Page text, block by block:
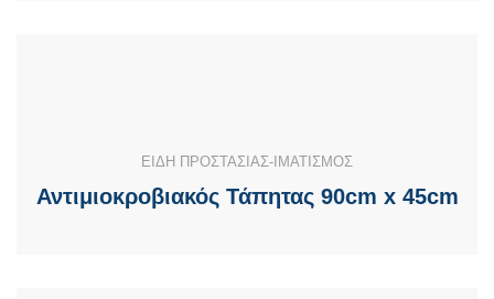
ΕΙΔΗ ΠΡΟΣΤΑΣΙΑΣ-ΙΜΑΤΙΣΜΟΣ
Αντιμιοκροβιακός Τάπητας 90cm x 45cm